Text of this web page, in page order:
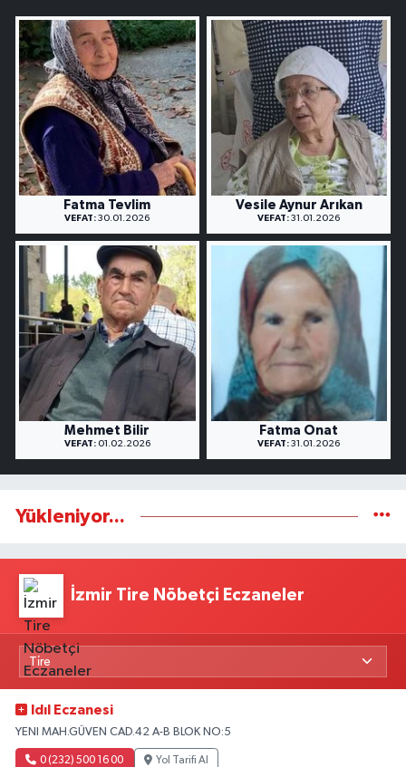
Fatma Tevlim
VEFAT: 30.01.2026
Vesile Aynur Arıkan
VEFAT: 31.01.2026
Mehmet Bilir
VEFAT:01.02.2026
Fatma Onat
VEFAT: 31.01.2026
Yükleniyor...
İzmir Tire Nöbetçi Eczaneler
Idıl Eczanesi
YENI MAH.GÜVEN CAD.42 A-B BLOK NO:5
0 (232) 500 16 00 Yol Tarifi Al